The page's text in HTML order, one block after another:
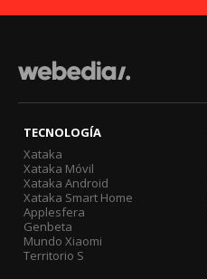
TECNOLOGÍA
Xataka
Xataka Móvil
Xataka Android
Xataka Smart Home
Applesfera
Genbeta
Mundo Xiaomi
Territorio S